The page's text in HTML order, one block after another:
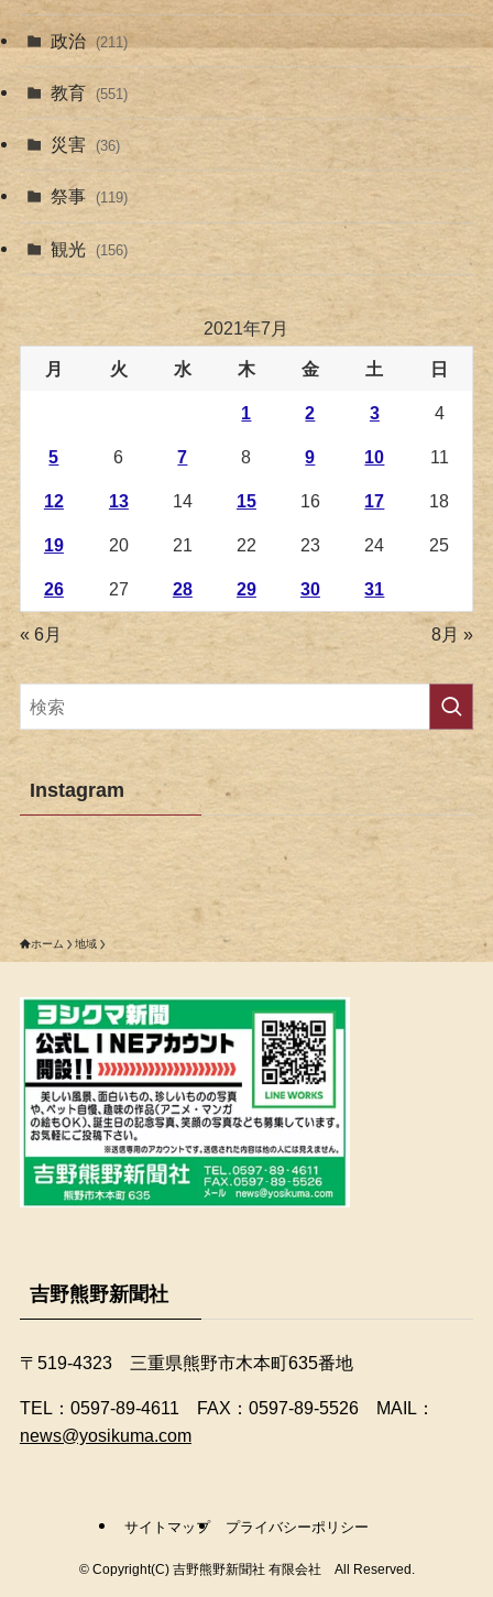
政治 (211)
教育 (551)
災害 (36)
祭事 (119)
観光 (156)
2021年7月
月 火 水 木 金 土 日
1 2 3 4
5 6 7 8 9 10 11
12 13 14 15 16 17 18
19 20 21 22 23 24 25
26 27 28 29 30 31
« 6月 8月 »
Instagram
ホーム 地域
吉野熊野新聞社
〒519-4323 三重県熊野市木本町635番地
​TEL：0597-89-4611 FAX：0597-89-5526 MAIL：
news@yosikuma.com
サイトマップ プライバシーポリシー
©Copyright(C) 吉野熊野新聞社 有限会社 All Reserved.